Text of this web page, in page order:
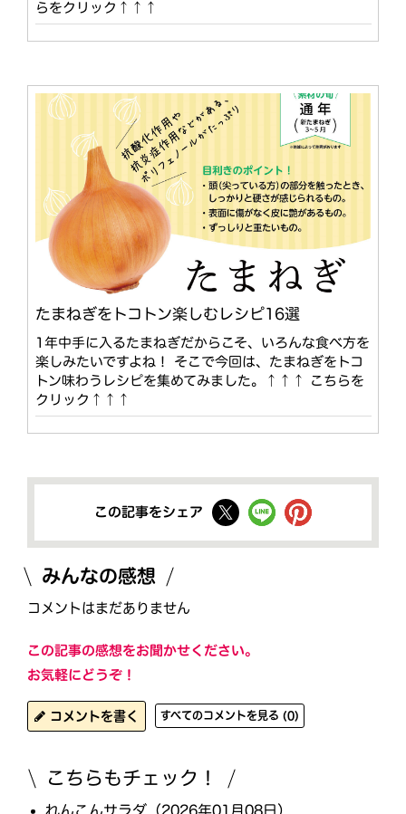
らをクリック↑↑↑
たまねぎをトコトン楽しむレシピ16選
1年中手に入るたまねぎだからこそ、いろんな食べ方を
楽しみたいですよね！ そこで今回は、たまねぎをトコ
トン味わうレシピを集めてみました。↑↑↑ こちらを
クリック↑↑↑
この記事をシェア
みんなの感想
コメントはまだありません
この記事の感想をお聞かせください。
お気軽にどうぞ！
コメントを書く すべてのコメントを見る (0)
こちらもチェック！
れんこんサラダ（2026年01月08日）